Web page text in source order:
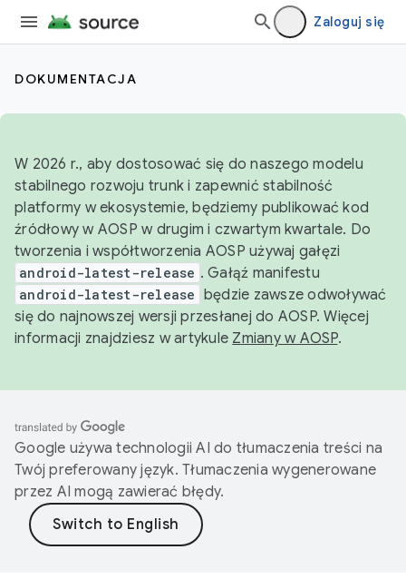
Zaloguj się
DOKUMENTACJA
W 2026 r., aby dostosować się do naszego modelu
stabilnego rozwoju trunk i zapewnić stabilność
platformy w ekosystemie, będziemy publikować kod
źródłowy w AOSP w drugim i czwartym kwartale. Do
tworzenia i współtworzenia AOSP używaj gałęzi
android-latest-release . Gałąź manifestu
android-latest-release będzie zawsze odwoływać
się do najnowszej wersji przesłanej do AOSP. Więcej
informacji znajdziesz w artykule Zmiany w AOSP.
Google używa technologii AI do tłumaczenia treści na
Twój preferowany język. Tłumaczenia wygenerowane
przez AI mogą zawierać błędy.